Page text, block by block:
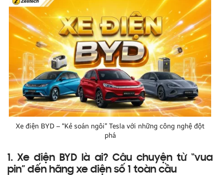
Xe điện BYD – “Kẻ soán ngôi” Tesla với những công nghệ đột
phá
1. Xe điện BYD là ai? Câu chuyện từ “vua
pin” đến hãng xe điện số 1 toàn cầu